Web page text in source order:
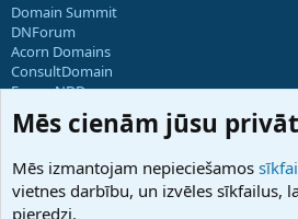
Domain Summit
DNForum
Acorn Domains
ConsultDomain
ForumNDD
Domainforum.ro
27.be
Hostmaria
Atbalsts
Mēs cienām jūsu
Mēs izmantojam nepieciešamos
vietnes darbību, un izvēles sīkfailus,
pieredzi.